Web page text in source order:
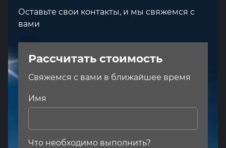
Оставьте свои контакты, и мы свяжемся с
вами
Рассчитать стоимость
Свяжемся с вами в ближайшее время
Имя
Что необходимо выполнить?